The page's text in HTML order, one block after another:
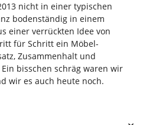
nicht in einer typischen
bodenständig in einem
einer verrückten Idee von
für Schritt ein Möbel-
Zusammenhalt und
bisschen schräg waren wir
wir es auch heute noch.